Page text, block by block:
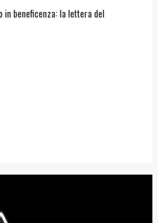
in beneficenza: la lettera del